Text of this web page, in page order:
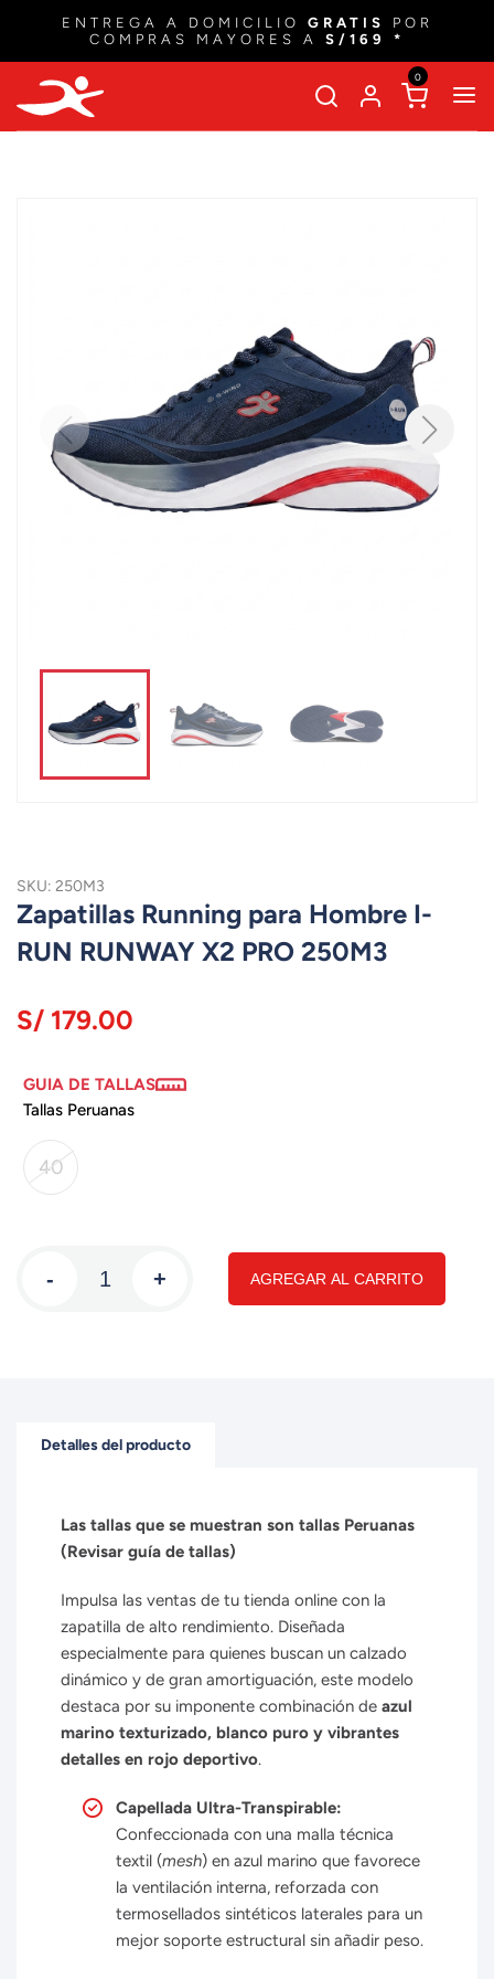
ENTREGA A DOMICILIO GRATIS
POR
COMPRAS MAYORES A S/169 *
0
SKU: 250M3
Zapatillas Running para Hombre I-
RUN RUNWAY X2 PRO 250M3
S/ 179.00
GUIA DE TALLAS
Tallas Peruanas
40
- + AGREGAR AL CARRITO
Detalles del producto
Las tallas que se muestran son tallas Peruanas
(Revisar guía de tallas)
Impulsa las ventas de tu tienda online con la
zapatilla de alto rendimiento. Diseñada
especialmente para quienes buscan un calzado
dinámico y de gran amortiguación, este modelo
destaca por su imponente combinación de azul
marino texturizado, blanco puro y vibrantes
detalles en rojo deportivo.
Capellada Ultra-Transpirable:
Confeccionada con una malla técnica
textil (mesh) en azul marino que favorece
la ventilación interna, reforzada con
termosellados sintéticos laterales para un
mejor soporte estructural sin añadir peso.